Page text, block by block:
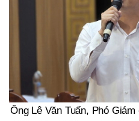
Ông Lê Văn Tuấn, Phó